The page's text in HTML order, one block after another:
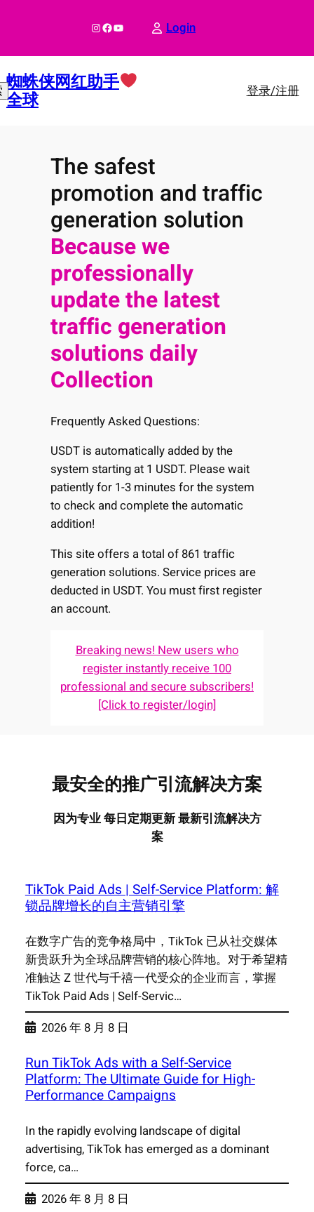
InstagramFacebook YouTube Login
蜘蛛侠网红助手
全球 登录/注册
The safest
promotion and traffic
generation solution
Because we
professionally
update the latest
traffic generation
solutions daily
Collection
Frequently Asked Questions:
USDT is automatically added by the
system starting at 1 USDT. Please wait
patiently for 1-3 minutes for the system
to check and complete the automatic
addition!
This site offers a total of 861 traffic
generation solutions. Service prices are
deducted in USDT. You must first register
an account.
Breaking news! New users who
register instantly receive 100
professional and secure subscribers!
[Click to register/login]
最安全的推广引流解决方案
因为专业 每日定期更新 最新引流解决方
案
TikTok Paid Ads | Self-Service Platform: 解
锁品牌增长的自主营销引擎
在数字广告的竞争格局中，TikTok 已从社交媒体
新贵跃升为全球品牌营销的核心阵地。对于希望精
准触达 Z 世代与千禧一代受众的企业而言，掌握
TikTok Paid Ads | Self-Servic…
2026 年 8 月 8 日
Run TikTok Ads with a Self-Service
Platform: The Ultimate Guide for High-
Performance Campaigns
In the rapidly evolving landscape of digital
advertising, TikTok has emerged as a dominant
force, ca…
2026 年 8 月 8 日